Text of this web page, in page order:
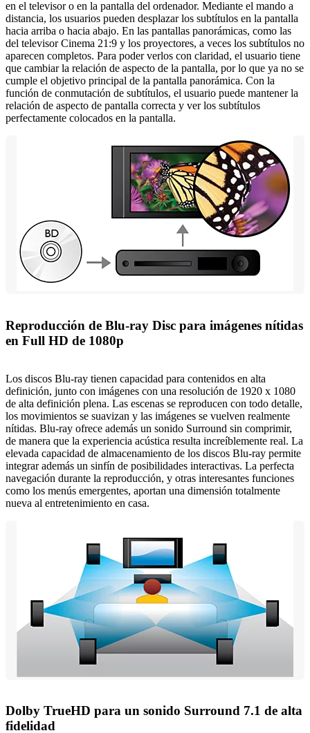
en el televisor o en la pantalla del ordenador. Mediante el mando a
distancia, los usuarios pueden desplazar los subtítulos en la pantalla
hacia arriba o hacia abajo. En las pantallas panorámicas, como las
del televisor Cinema 21:9 y los proyectores, a veces los subtítulos no
aparecen completos. Para poder verlos con claridad, el usuario tiene
que cambiar la relación de aspecto de la pantalla, por lo que ya no se
cumple el objetivo principal de la pantalla panorámica. Con la
función de conmutación de subtítulos, el usuario puede mantener la
relación de aspecto de pantalla correcta y ver los subtítulos
perfectamente colocados en la pantalla.
Reproducción de Blu-ray Disc para imágenes nítidas
en Full HD de 1080p
Los discos Blu-ray tienen capacidad para contenidos en alta
definición, junto con imágenes con una resolución de 1920 x 1080
de alta definición plena. Las escenas se reproducen con todo detalle,
los movimientos se suavizan y las imágenes se vuelven realmente
nítidas. Blu-ray ofrece además un sonido Surround sin comprimir,
de manera que la experiencia acústica resulta increíblemente real. La
elevada capacidad de almacenamiento de los discos Blu-ray permite
integrar además un sinfín de posibilidades interactivas. La perfecta
navegación durante la reproducción, y otras interesantes funciones
como los menús emergentes, aportan una dimensión totalmente
nueva al entretenimiento en casa.
Dolby TrueHD para un sonido Surround 7.1 de alta
fidelidad